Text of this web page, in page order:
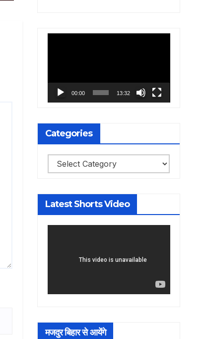
00:00 13:32
Categories
Categories
Latest Shorts Video
मजदुर बिहार से आयेंगे